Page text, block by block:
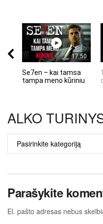
17:50
Se7en – kai tamsa
tampa meno kūriniu
ALKO
ALKO
TURINYS
Parašykite
El. pašto adresas nebus